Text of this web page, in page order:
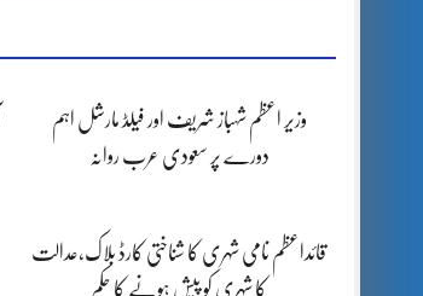
وزیر اعظم شہباز شریف اور فیلڈ مارشل اہم
دورے پر سعودی عرب روانہ
قائداعظم نامی شہری کا شناختی کارڈ بلاک،عدالت
کا شہری کو پیش ہونے کا حکم